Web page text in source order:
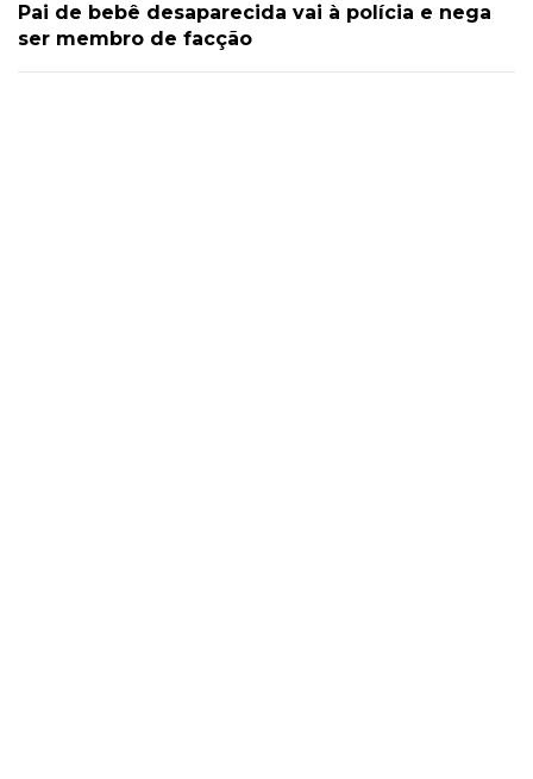
Pai de bebê desaparecida vai à polícia e nega
ser membro de facção